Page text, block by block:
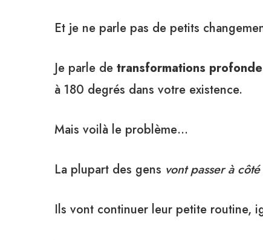
Et je ne parle pas de petits
Je parle de transformations
à 180 degrés dans votre existence.
Mais voilà le problème…
La plupart des gens vont passer à
Ils vont continuer leur petite routine,